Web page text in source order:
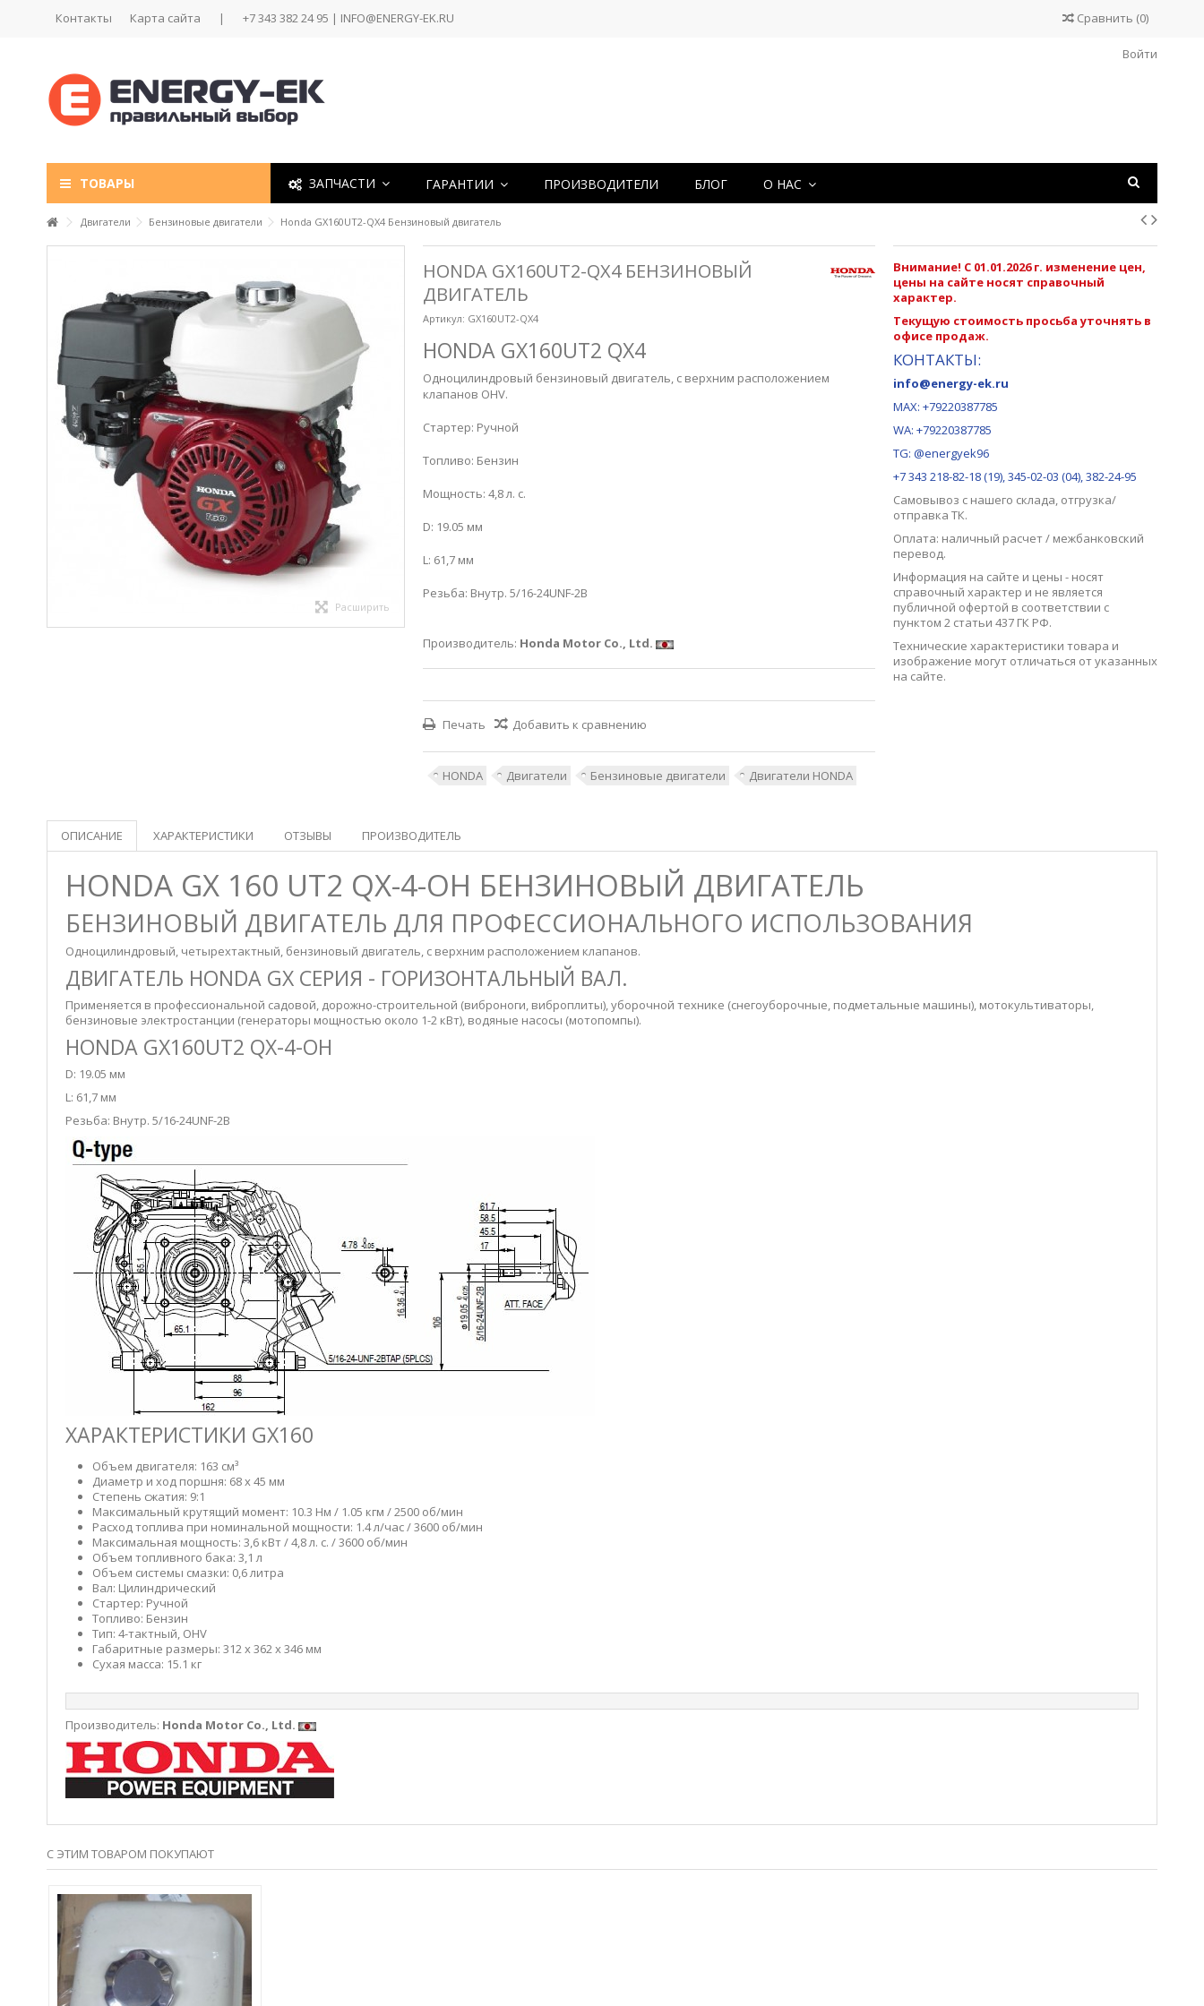
Контакты Карта сайта | +7 343 382 24 95 | INFO@ENERGY-EK.RU Сравнить (0)
Войти
ТОВАРЫ ЗАПЧАСТИ ГАРАНТИИ ПРОИЗВОДИТЕЛИ БЛОГ О НАС
Двигатели Бензиновые двигатели Honda GX160UT2-QX4 Бензиновый двигатель
Расширить
HONDA GX160UT2-QX4 БЕНЗИНОВЫЙ
ДВИГАТЕЛЬ
Артикул: GX160UT2-QX4
HONDA GX160UT2 QX4
Одноцилиндровый бензиновый двигатель, с верхним расположением
клапанов OHV.
Стартер: Ручной
Топливо: Бензин
Мощность: 4,8 л. с.
D: 19.05 мм
L: 61,7 мм
Резьба: Внутр. 5/16-24UNF-2B
Производитель: Honda Motor Co., Ltd.
Печать Добавить к сравнению
HONDA Двигатели Бензиновые двигатели Двигатели HONDA
Внимание! С 01.01.2026 г. изменение цен,
цены на сайте носят справочный
характер.
Текущую стоимость просьба уточнять в
офисе продаж.
КОНТАКТЫ:
info@energy-ek.ru
MAX: +79220387785
WA: +79220387785
TG: @energyek96
+7 343 218-82-18 (19), 345-02-03 (04), 382-24-95
Самовывоз с нашего склада, отгрузка/
отправка ТК.
Оплата: наличный расчет / межбанковский
перевод.
Информация на сайте и цены - носят
справочный характер и не является
публичной офертой в соответствии с
пунктом 2 статьи 437 ГК РФ.
Технические характеристики товара и
изображение могут отличаться от указанных
на сайте.
ОПИСАНИЕ ХАРАКТЕРИСТИКИ ОТЗЫВЫ ПРОИЗВОДИТЕЛЬ
HONDA GX 160 UT2 QX-4-OH БЕНЗИНОВЫЙ ДВИГАТЕЛЬ
БЕНЗИНОВЫЙ ДВИГАТЕЛЬ ДЛЯ ПРОФЕССИОНАЛЬНОГО ИСПОЛЬЗОВАНИЯ
Одноцилиндровый, четырехтактный, бензиновый двигатель, с верхним расположением клапанов.
ДВИГАТЕЛЬ HONDA GX СЕРИЯ - ГОРИЗОНТАЛЬНЫЙ ВАЛ.
Применяется в профессиональной садовой, дорожно-строительной (виброноги, виброплиты), уборочной технике (снегоуборочные, подметальные машины), мотокультиваторы,
бензиновые электростанции (генераторы мощностью около 1-2 кВт), водяные насосы (мотопомпы).
HONDA GX160UT2 QX-4-OH
D: 19.05 мм
L: 61,7 мм
Резьба: Внутр. 5/16-24UNF-2B
ХАРАКТЕРИСТИКИ GX160
Объем двигателя: 163 см³
Диаметр и ход поршня: 68 х 45 мм
Степень сжатия: 9:1
Максимальный крутящий момент: 10.3 Нм / 1.05 кгм / 2500 об/мин
Расход топлива при номинальной мощности: 1.4 л/час / 3600 об/мин
Максимальная мощность: 3,6 кВт / 4,8 л. с. / 3600 об/мин
Объем топливного бака: 3,1 л
Объем системы смазки: 0,6 литра
Вал: Цилиндрический
Стартер: Ручной
Топливо: Бензин
Тип: 4-тактный, OHV
Габаритные размеры: 312 x 362 x 346 мм
Сухая масса: 15.1 кг
Производитель: Honda Motor Co., Ltd.
С ЭТИМ ТОВАРОМ ПОКУПАЮТ